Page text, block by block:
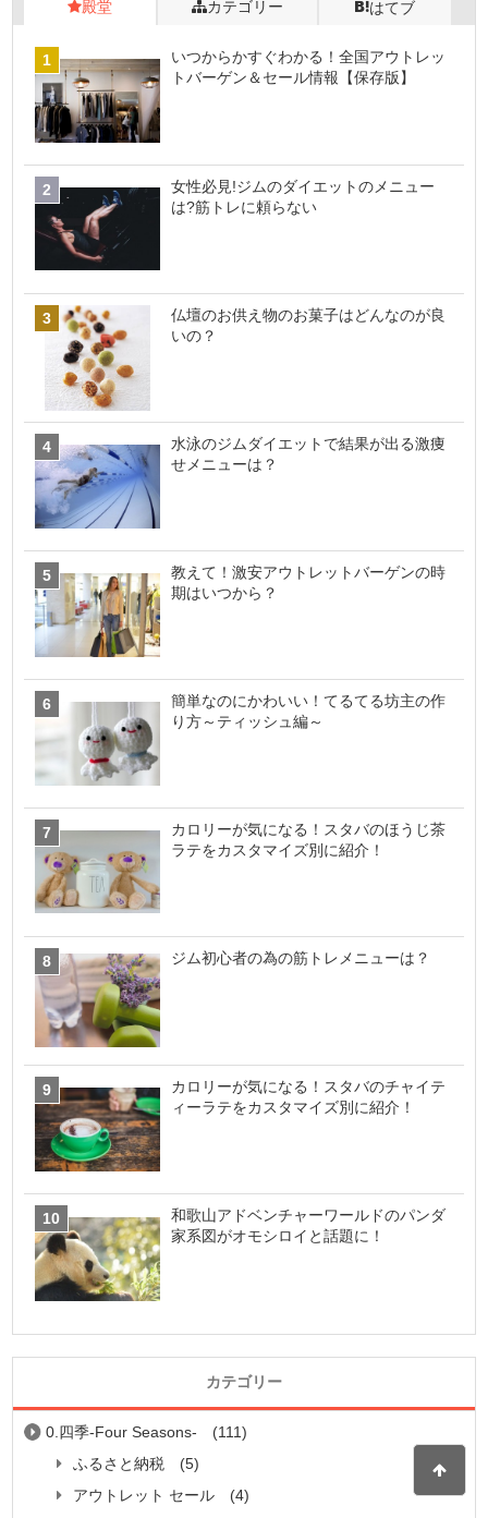
殿堂 カテゴリー はてブ
いつからかすぐわかる！全国アウトレッ
トバーゲン＆セール情報【保存版】
女性必見!ジムのダイエットのメニュー
は?筋トレに頼らない
仏壇のお供え物のお菓子はどんなのが良
いの？
水泳のジムダイエットで結果が出る激痩
せメニューは？
教えて！激安アウトレットバーゲンの時
期はいつから？
簡単なのにかわいい！てるてる坊主の作
り方～ティッシュ編～
カロリーが気になる！スタバのほうじ茶
ラテをカスタマイズ別に紹介！
ジム初心者の為の筋トレメニューは？
カロリーが気になる！スタバのチャイテ
ィーラテをカスタマイズ別に紹介！
和歌山アドベンチャーワールドのパンダ
家系図がオモシロイと話題に！
カテゴリー
0.四季-Four Seasons-
(111)
ふるさと納税
(5)
アウトレット セール
(4)